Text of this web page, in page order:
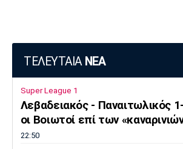
Μπορούσια
Ντόρτμουντ
Ζερμέν
ΤΕΛΕΥΤΑΙΑ ΝΕΑ
Super League 1
Λεβαδειακός - Παναιτωλικός
οι Βοιωτοί επί των
22:50